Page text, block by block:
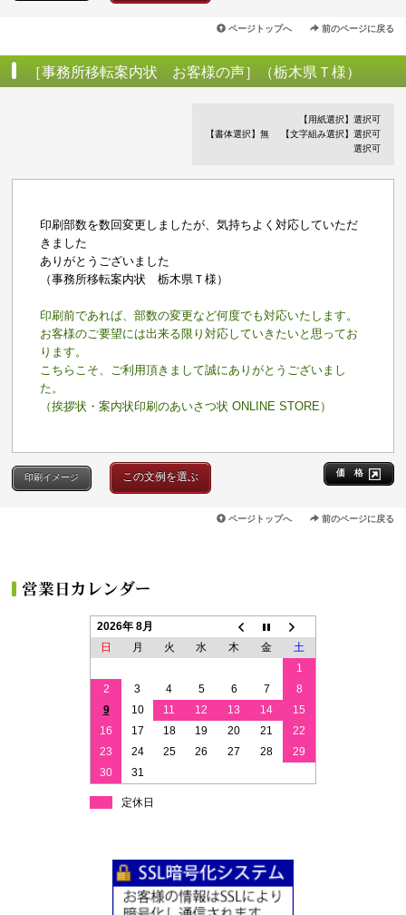
ページトップへ 前のページに戻る
［事務所移転案内状 お客様の声］（栃木県Ｔ様）
【用紙選択】選択可
【書体選択】無
【文字組み選択】選択可
選択可
印刷部数を数回変更しましたが、気持ちよく対応していただ
きました
ありがとうございました
（事務所移転案内状 栃木県Ｔ様）
印刷前であれば、部数の変更など何度でも対応いたします。
お客様のご要望には出来る限り対応していきたいと思ってお
ります。
こちらこそ、ご利用頂きまして誠にありがとうございまし
た。
（挨拶状・案内状印刷のあいさつ状 ONLINE STORE）
価 格
印刷イメージ この文例を選ぶ
ページトップへ 前のページに戻る
2026年 8月
日
月 火 水 木 金
土
1
2
3 4 5 6 7
8
9
10 11 12 13 14
15
16
17 18 19 20 21
22
23
24 25 26 27 28
29
30
31
定休日